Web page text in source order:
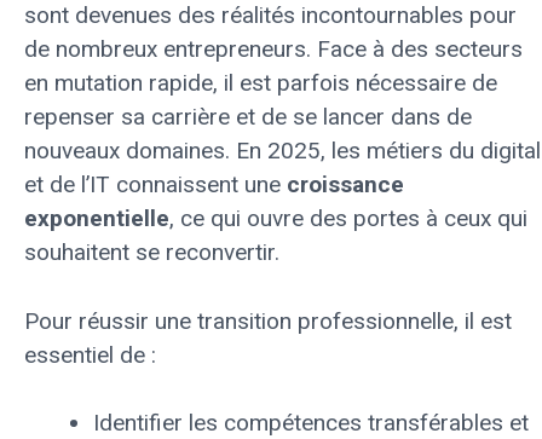
sont devenues des réalités incontournables pour
de nombreux entrepreneurs. Face à des secteurs
en mutation rapide, il est parfois nécessaire de
repenser sa carrière et de se lancer dans de
nouveaux domaines. En 2025, les métiers du digital
et de l’IT connaissent une croissance
exponentielle, ce qui ouvre des portes à ceux qui
souhaitent se reconvertir.
Pour réussir une transition professionnelle, il est
essentiel de :
Identifier les compétences transférables et